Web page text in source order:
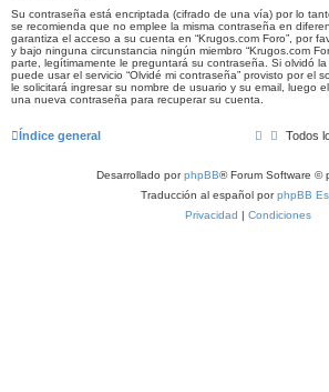
Su contraseña está encriptada (cifrado de una vía) por lo
se recomienda que no emplee la misma contraseña en
garantiza el acceso a su cuenta en “Krugos.com Foro”, por
y bajo ninguna circunstancia ningún miembro “Krugos.com
parte, legítimamente le preguntará su contraseña. Si olvidó
puede usar el servicio “Olvidé mi contraseña” provisto por el
le solicitará ingresar su nombre de usuario y su email, luego
una nueva contraseña para recuperar su cuenta.
Índice general Todos
Desarrollado porphpBB® Forum Software ©
Traducción al español porphpBB
Privacidad | Condiciones